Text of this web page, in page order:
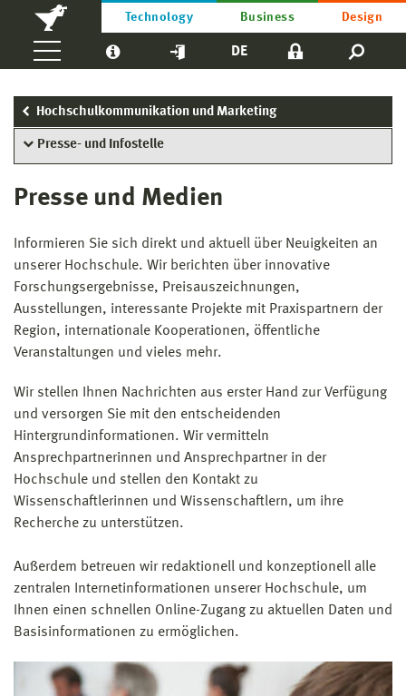
Technology Business Design
DE
Hochschulkommunikation und Marketing
Presse- und Infostelle
Presse und Medien
Informieren Sie sich direkt und aktuell über Neuigkeiten an
unserer Hochschule. Wir berichten über innovative
Forschungsergebnisse, Preisauszeichnungen,
Ausstellungen, interessante Projekte mit Praxispartnern der
Region, internationale Kooperationen, öffentliche
Veranstaltungen und vieles mehr.
Wir stellen Ihnen Nachrichten aus erster Hand zur Verfügung
und versorgen Sie mit den entscheidenden
Hintergrundinformationen. Wir vermitteln
Ansprechpartnerinnen und Ansprechpartner in der
Hochschule und stellen den Kontakt zu
Wissenschaftlerinnen und Wissenschaftlern, um ihre
Recherche zu unterstützen.
Außerdem betreuen wir redaktionell und konzeptionell alle
zentralen Internetinformationen unserer Hochschule, um
Ihnen einen schnellen Online-Zugang zu aktuellen Daten und
Basisinformationen zu ermöglichen.